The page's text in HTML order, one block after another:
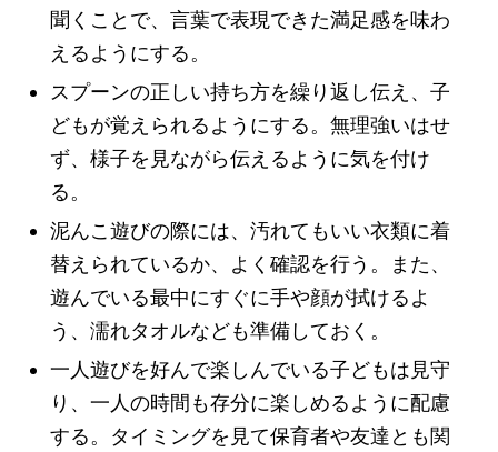
聞くことで、言葉で表現できた満足感を味わ
えるようにする。
スプーンの正しい持ち方を繰り返し伝え、子
どもが覚えられるようにする。無理強いはせ
ず、様子を見ながら伝えるように気を付け
る。
泥んこ遊びの際には、汚れてもいい衣類に着
替えられているか、よく確認を行う。また、
遊んでいる最中にすぐに手や顔が拭けるよ
う、濡れタオルなども準備しておく。
一人遊びを好んで楽しんでいる子どもは見守
り、一人の時間も存分に楽しめるように配慮
する。タイミングを見て保育者や友達とも関